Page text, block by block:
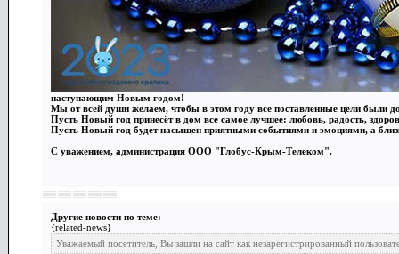
наступающим Новым годом!
Мы от всей души желаем, чтобы в этом году все поставленные цели
Пусть Новый год принесёт в дом все самое лучшее: любовь, радость,
Пусть Новый год будет насыщен приятными событиями и эмоциями, а
С уважением, администрация ООО "Глобус-Крым-Телеком".
Другие новости по теме:
{related-news}
Уважаемый посетитель, Вы зашли на сайт как незарегистрированный